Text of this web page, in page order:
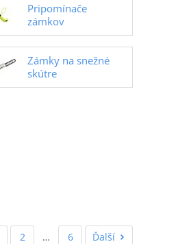
Pripomínače
zámkov
Zámky na snežné
skútre
2 … 6 Ďalší